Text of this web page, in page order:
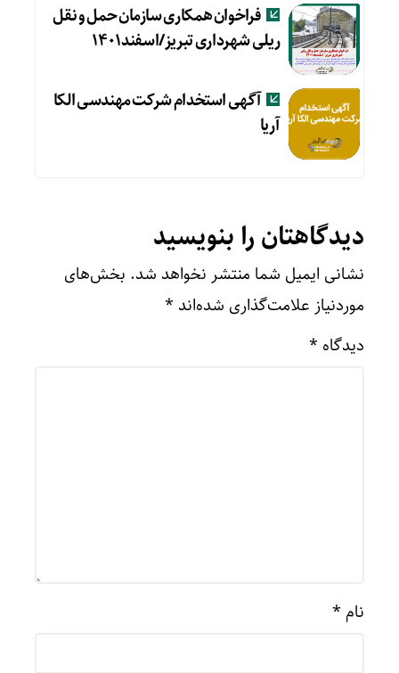
فراخوان همکاری سازمان حمل و نقل
ریلی شهرداری تبریز/اسفند۱۴۰۱
آگهی استخدام شرکت مهندسی الکا
آریا
دیدگاهتان را بنویسید
نشانی ایمیل شما منتشر نخواهد شد. بخش‌های
موردنیاز علامت‌گذاری شده‌اند *
دیدگاه *
نام *